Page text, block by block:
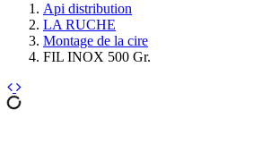
Api distribution
LA RUCHE
Montage de la cire
FIL INOX 500 Gr.